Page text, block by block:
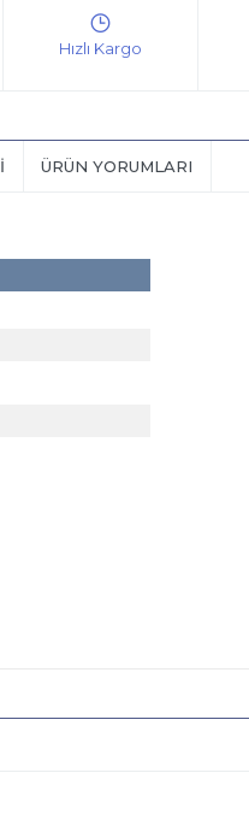
ÜRÜN YORUMLARI